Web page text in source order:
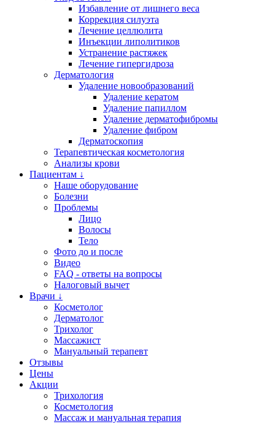
Избавление от лишнего веса
Коррекция силуэта
Лечение целлюлита
Инъекции липолитиков
Устранение растяжек
Лечение гипергидроза
Дерматология
Удаление новообразований
Удаление кератом
Удаление папиллом
Удаление дерматофибромы
Удаление фибром
Дерматоскопия
Терапевтическая косметология
Анализы крови
Пациентам ↓
Наше оборудование
Болезни
Проблемы
Лицо
Волосы
Тело
Фото до и после
Видео
FAQ - ответы на вопросы
Налоговый вычет
Врачи ↓
Косметолог
Дерматолог
Трихолог
Массажист
Мануальный терапевт
Отзывы
Цены
Акции
Трихология
Косметология
Массаж и мануальная терапия